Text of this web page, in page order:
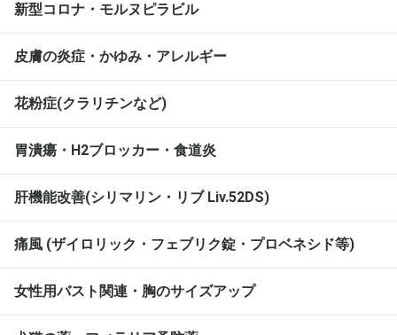
新型コロナ・モルヌピラビル
皮膚の炎症・かゆみ・アレルギー
花粉症(クラリチンなど)
胃潰瘍・H2ブロッカー・食道炎
肝機能改善(シリマリン・リブ Liv.52DS)
痛風 (ザイロリック・フェブリク錠・プロベネシド等)
女性用バスト関連・胸のサイズアップ